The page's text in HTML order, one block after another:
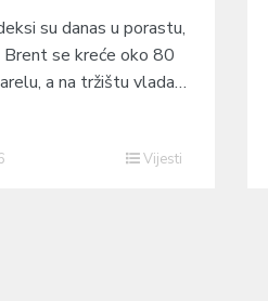
su danas u porastu,
Brent se kreće oko 80
a na tržištu vlada…
Vijesti